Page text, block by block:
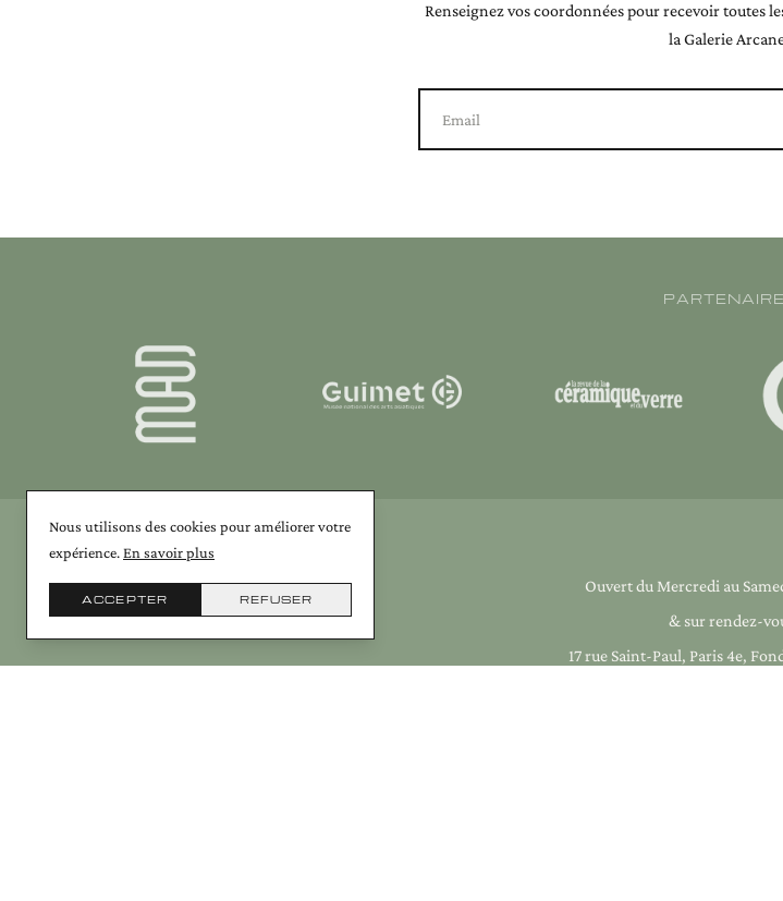
Renseignez vos coordonnées pour recevoir toutes
la Galerie
Email
Ouvert du Mercredi au
& sur rendez-
17 rue Saint-Paul, Paris 4e,
Nous utilisons des cookies pour améliorer votre
expérience.En savoir plus
ACCEPTER REFUSER